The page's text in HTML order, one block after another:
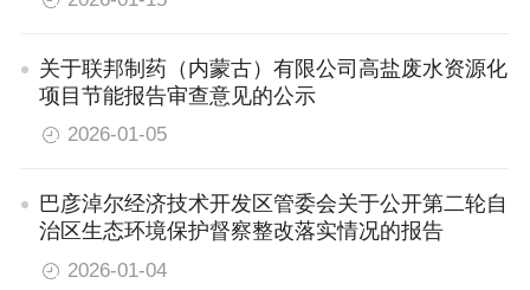
关于联邦制药（内蒙古）有限公司高盐废水资源化
项目节能报告审查意见的公示
2026-01-05
巴彦淖尔经济技术开发区管委会关于公开第二轮自
治区生态环境保护督察整改落实情况的报告
2026-01-04